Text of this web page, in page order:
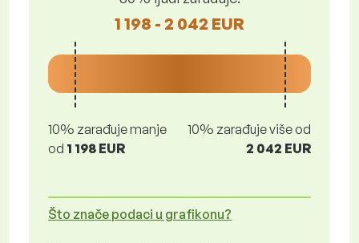
1 198 - 2 042 EUR
10% zarađuje manje
od 1 198 EUR
10% zarađuje više od
2 042 EUR
Što znače podaci u grafikonu?